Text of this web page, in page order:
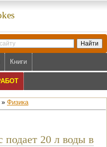
Книги
» Физика
20 л воды в